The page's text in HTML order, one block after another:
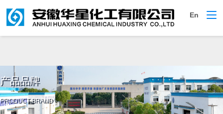
云顶国际·(中国)唯一官方网
站
切
En
产品品牌
PRODUCT BRAND